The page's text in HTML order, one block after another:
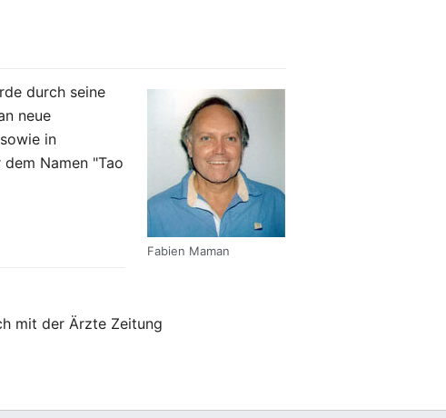
Fabien Maman
durch seine
neue
in
Namen "Tao
mit der Ärzte Zeitung